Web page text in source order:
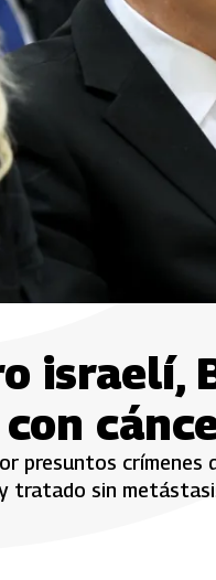
israelí,
presuntos
tratado sin